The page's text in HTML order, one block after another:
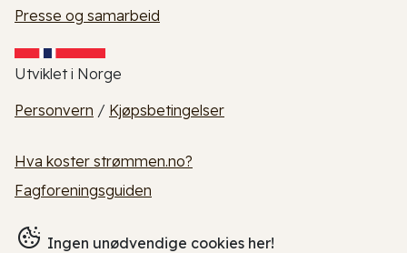
Presse og samarbeid
Utviklet i Norge
Personvern / Kjøpsbetingelser
Hva koster strømmen.no?
Fagforeningsguiden
Ingen unødvendige cookies her!